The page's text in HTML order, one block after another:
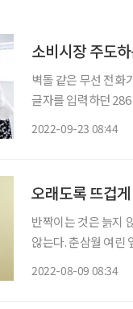
소비시장 주도
벽돌 같은 무선 전화
글자를 입력하던
2022-09-23 08:44
오래도록 뜨겁
반짝이는 것은 늙지
않는다. 춘삼월 여린
2022-08-09 08:34